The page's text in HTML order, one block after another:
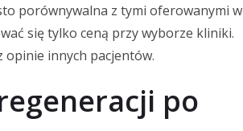
porównywalna z tymi oferowanymi w
się tylko ceną przy wyborze kliniki.
opinie innych pacjentów.
po